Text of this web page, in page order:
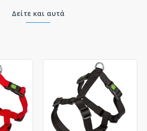
Δείτε και αυτά